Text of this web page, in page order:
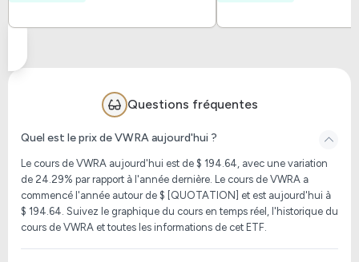
Questions fréquentes
Quel est le prix de VWRA aujourd'hui ?
Le cours de VWRA aujourd'hui est de $ 194.64, avec une variation
de 24.29% par rapport à l'année dernière. Le cours de VWRA a
commencé l'année autour de $ [QUOTATION] et est aujourd'hui à
$ 194.64. Suivez le graphique du cours en temps réel, l'historique du
cours de VWRA et toutes les informations de cet ETF.